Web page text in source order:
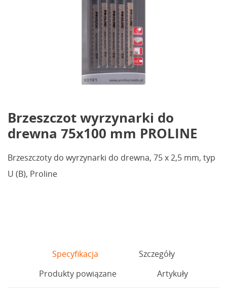
Brzeszczot wyrzynarki do
drewna 75x100 mm PROLINE
Brzeszczoty do wyrzynarki do drewna, 75 x 2,5 mm, typ
U (B), Proline
Specyfikacja
Szczegóły
Produkty powiązane
Artykuły